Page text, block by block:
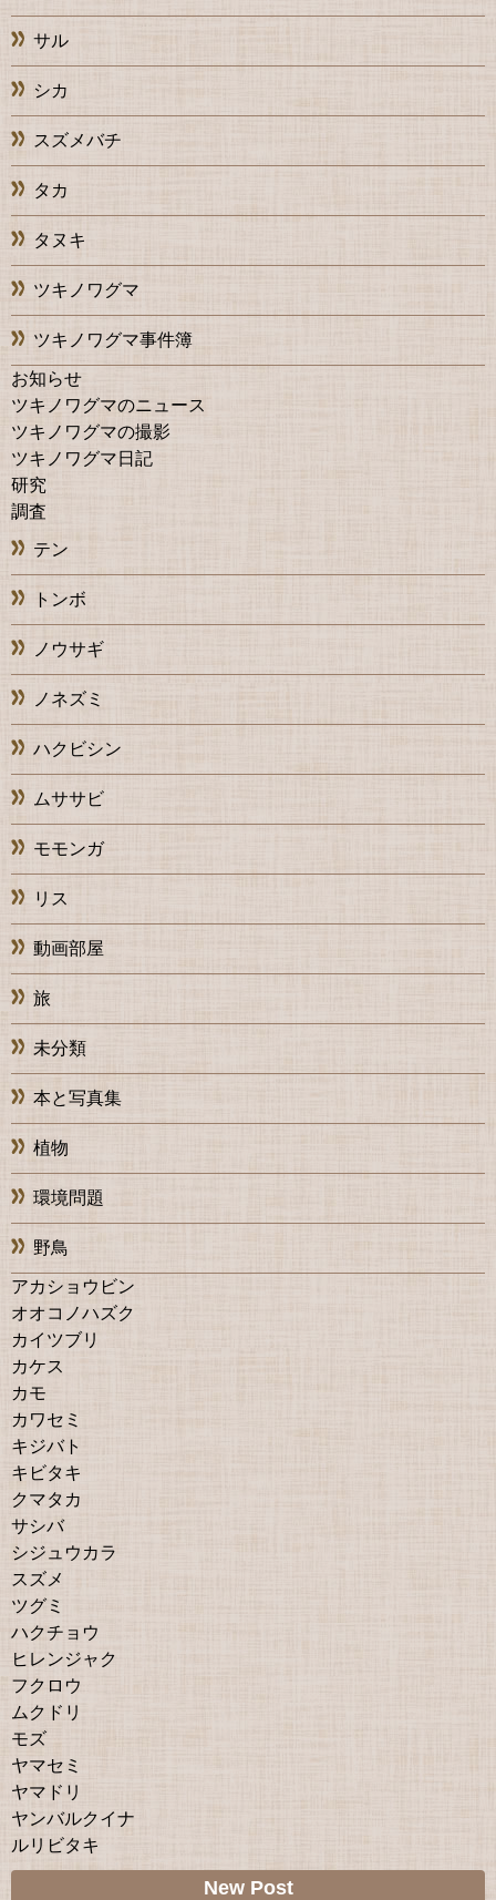
サル
シカ
スズメバチ
タカ
タヌキ
ツキノワグマ
ツキノワグマ事件簿
お知らせ
ツキノワグマのニュース
ツキノワグマの撮影
ツキノワグマ日記
研究
調査
テン
トンボ
ノウサギ
ノネズミ
ハクビシン
ムササビ
モモンガ
リス
動画部屋
旅
未分類
本と写真集
植物
環境問題
野鳥
アカショウビン
オオコノハズク
カイツブリ
カケス
カモ
カワセミ
キジバト
キビタキ
クマタカ
サシバ
シジュウカラ
スズメ
ツグミ
ハクチョウ
ヒレンジャク
フクロウ
ムクドリ
モズ
ヤマセミ
ヤマドリ
ヤンバルクイナ
ルリビタキ
New Post